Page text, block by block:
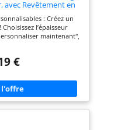
avec Revêtement en
Coussins de
Baie, Bancs, Banc de
5,5CM)
: Créez un
l’épaisseur
maintenant",
et la taille, puis finalisez
densité : Nos coussins
soutien et une grande
efficacement la pression
dos et le nerf sciatique,
aération pour une
€